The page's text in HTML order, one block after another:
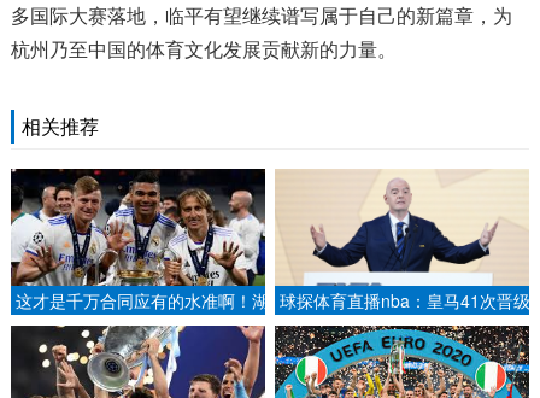
多国际大赛落地，临平有望继续谱写属于自己的新篇章，为
杭州乃至中国的体育文化发展贡献新的力量。
相关推荐
这才是千万合同应有的水准啊！湖
人后场大将这是真的开窍了吗？.
球探体育直播nba：皇马41次晋级
国王杯决赛，追平巴萨并列历史第
一.